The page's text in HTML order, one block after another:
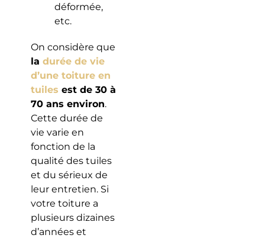
déformée,
etc.
On considère que
la durée de vie
d’une toiture en
tuiles est de 30 à
70 ans environ.
Cette durée de
vie varie en
fonction de la
qualité des tuiles
et du sérieux de
leur entretien. Si
votre toiture a
plusieurs dizaines
d’années et